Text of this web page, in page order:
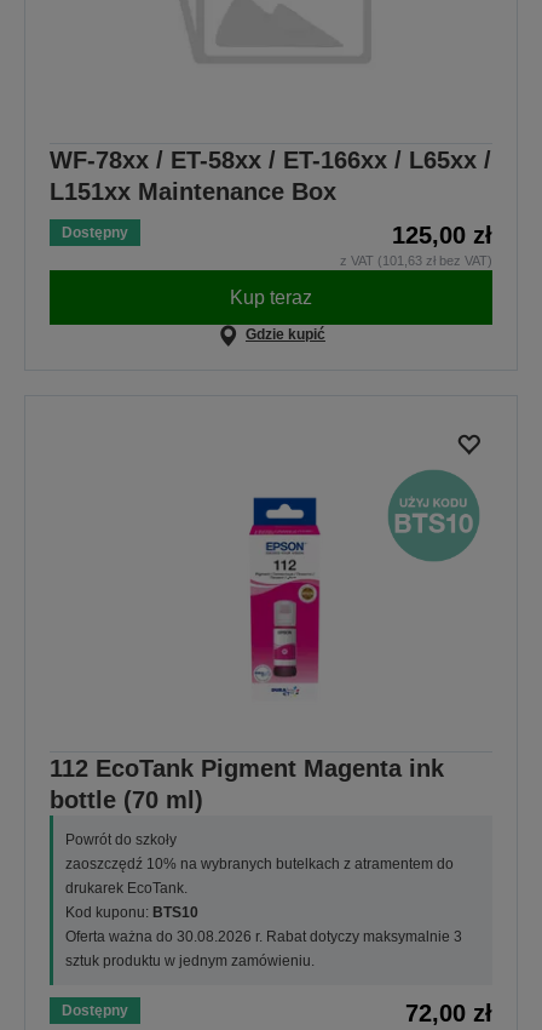
WF-78xx / ET-58xx / ET-166xx / L65xx /
L151xx Maintenance Box
Dostępny 125,00 zł
z VAT (101,63 zł bez VAT)
Kup teraz
Gdzie kupić
112 EcoTank Pigment Magenta ink
bottle (70 ml)
Powrót do szkoły
zaoszczędź 10% na wybranych butelkach z atramentem do
drukarek EcoTank.
Kod kuponu: BTS10
Oferta ważna do 30.08.2026 r. Rabat dotyczy maksymalnie 3
sztuk produktu w jednym zamówieniu.
Dostępny 72,00 zł